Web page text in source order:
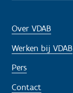
Over VDAB
Werken bij VDAB
Pers
Contact